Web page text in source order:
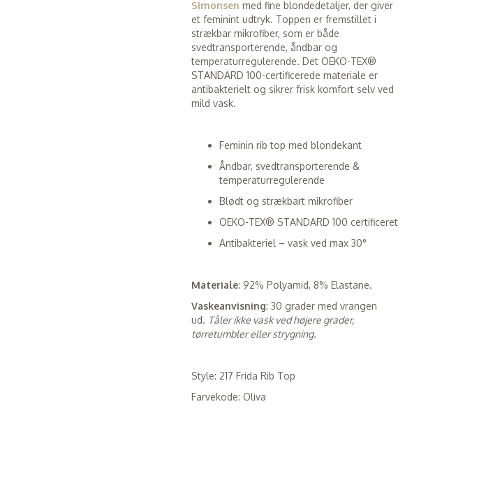
Simonsen med fine blondedetaljer, der giver
et feminint udtryk. Toppen er fremstillet i
strækbar mikrofiber, som er både
svedtransporterende, åndbar og
temperaturregulerende. Det OEKO-TEX®
STANDARD 100-certificerede materiale er
antibakterielt og sikrer frisk komfort selv ved
mild vask.
Feminin rib top med blondekant
Åndbar, svedtransporterende &
temperaturregulerende
Blødt og strækbart mikrofiber
OEKO-TEX® STANDARD 100 certificeret
Antibakteriel – vask ved max 30°
Materiale: 92% Polyamid, 8% Elastane.
Vaskeanvisning: 30 grader med vrangen
ud. Tåler ikke vask ved højere grader,
tørretumbler eller strygning.
Style: 217 Frida Rib Top
Farvekode: Oliva